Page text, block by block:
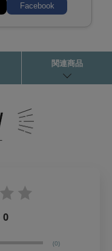
Facebook
関連商品
0
(0)